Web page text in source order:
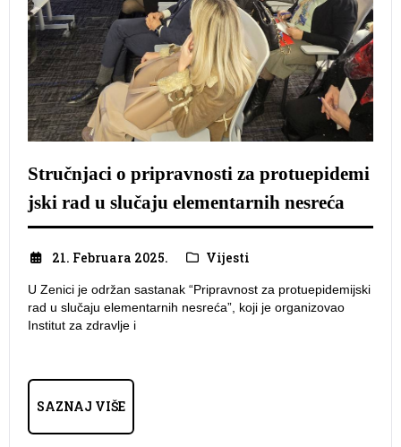
Stručnjaci o pripravnosti za protuepidemi
jski rad u slučaju elementarnih nesreća
21. Februara 2025. Vijesti
U Zenici je održan sastanak “Pripravnost za protuepidemijski
rad u slučaju elementarnih nesreća”, koji je organizovao
Institut za zdravlje i
SAZNAJ VIŠE